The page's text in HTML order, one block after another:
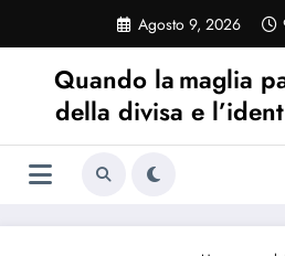
contenuto
Agosto 9, 2026
Quando la maglia
della divisa e